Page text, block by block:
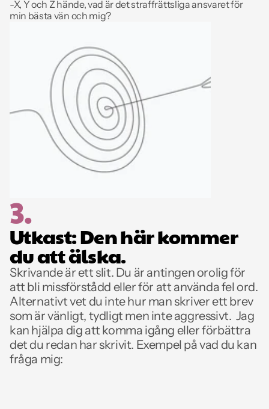
-X, Y och Z hände, vad är det straffrättsliga ansvaret för
min bästa vän och mig?
3.
Utkast: Den här kommer
du att älska.
Skrivande är ett slit. Du är antingen orolig för
att bli missförstådd eller för att använda fel ord.
Alternativt vet du inte hur man skriver ett brev
som är vänligt, tydligt men inte aggressivt.  Jag
kan hjälpa dig att komma igång eller förbättra
det du redan har skrivit. Exempel på vad du kan
fråga mig: